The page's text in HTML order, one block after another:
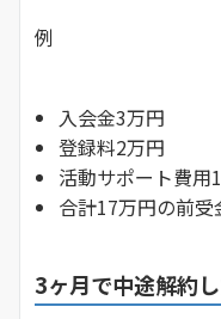
例
入会金3万円
登録料2万円
活動サポート費用
合計17万円の前受
3ヶ月で中途解約